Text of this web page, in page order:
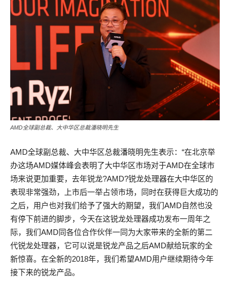
AMD全球副总裁、大中华区总裁潘晓明先生
AMD全球副总裁、大中华区总裁潘晓明先生表示：“在北京举
办这场AMD媒体峰会表明了大中华区市场对于AMD在全球市
场来说更加重要，去年锐龙?AMD?锐龙处理器在大中华区的
表现非常强劲，上市后一举占领市场，同时在获得巨大成功的
之后，用户也对我们给予了强大的期望，我们AMD自然也没
有停下前进的脚步，今天在这锐龙处理器成功发布一周年之
际，我们AMD同各位合作伙伴一同为大家带来的全新的第二
代锐龙处理器，它可以说是锐龙产品之后AMD献给玩家的全
新惊喜。在全新的2018年，我们希望AMD用户继续期待今年
接下来的锐龙产品。